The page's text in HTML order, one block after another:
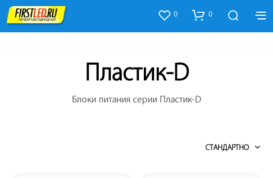
0 0
Пластик-D
Блоки питания серии Пластик-D
СТАНДАРТНО